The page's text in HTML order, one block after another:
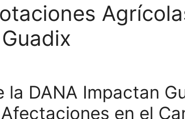
la DANA Impactan
en el